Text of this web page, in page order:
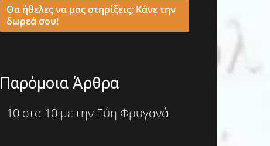
Θα ήθελες να μας στηρίξεις; Κάνε την
δωρεά σου!
Παρόμοια Άρθρα
10 στα 10 με την Εύη Φρυγανά